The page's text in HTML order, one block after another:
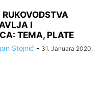
I
TEMA, PLATE
Stojnić - 31. Januara 2020.